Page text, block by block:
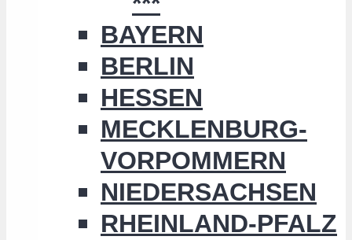
BAYERN
BERLIN
HESSEN
MECKLENBURG-
VORPOMMERN
NIEDERSACHSEN
RHEINLAND-PFALZ